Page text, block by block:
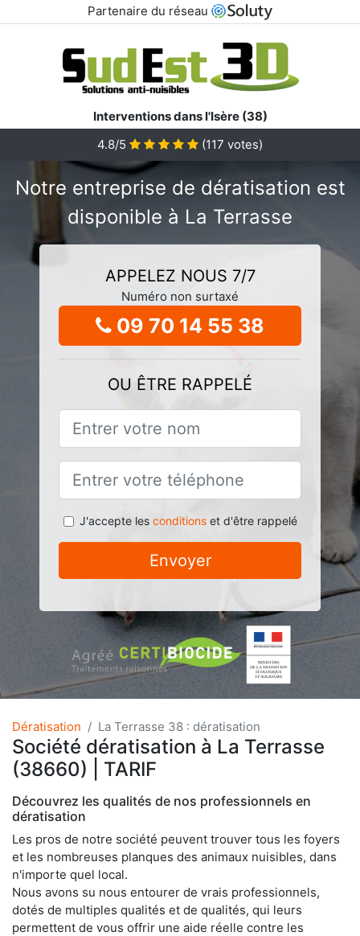
Partenaire du réseau
Interventions dans l'Isère (38)
4.8/5
(117 votes)
Notre entreprise de dératisation est
disponible à La Terrasse
APPELEZ NOUS 7/7
Numéro non surtaxé
09 70 14 55 38
OU ÊTRE RAPPELÉ
J'accepte les conditionset d'être rappelé
Envoyer
Dératisation La Terrasse 38 : dératisation
Société dératisation à La Terrasse
(38660) | TARIF
Découvrez les qualités de nos professionnels en
dératisation
Les pros de notre société peuvent trouver tous les foyers
et les nombreuses planques des animaux nuisibles, dans
n'importe quel local.
Nous avons su nous entourer de vrais professionnels,
dotés de multiples qualités et de qualités, qui leurs
permettent de vous offrir une aide réelle contre les